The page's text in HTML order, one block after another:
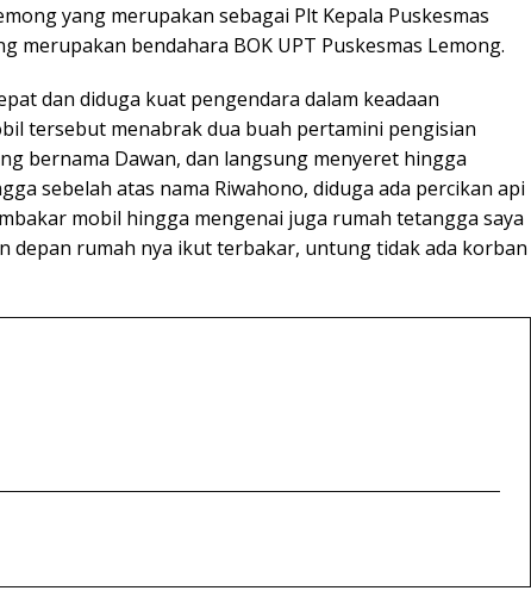
yang merupakan sebagai Plt Kepala Puskesmas
merupakan bendahara BOK UPT Puskesmas Lemong.
dan diduga kuat pengendara dalam keadaan
tersebut menabrak dua buah pertamini pengisian
bernama Dawan, dan langsung menyeret hingga
sebelah atas nama Riwahono, diduga ada percikan api
mobil hingga mengenai juga rumah tetangga saya
depan rumah nya ikut terbakar, untung tidak ada korban